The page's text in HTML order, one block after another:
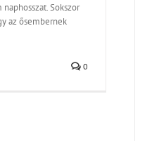
Sokszor
az ősembernek
0